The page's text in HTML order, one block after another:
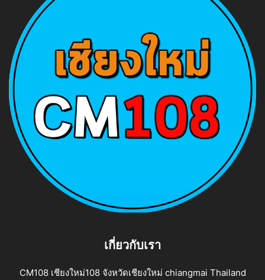
เกี่ยวกับเรา
CM108 เชียงใหม่108 จังหวัดเชียงใหม่ chiangmai Thailand